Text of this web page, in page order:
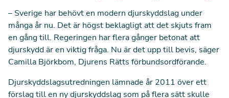
– Sverige har behövt en modern djurskyddslag under
många år nu. Det är högst beklagligt att det skjuts fram
en gång till. Regeringen har flera gånger betonat att
djurskydd är en viktig fråga. Nu är det upp till bevis, säger
Camilla Björkbom, Djurens Rätts förbundsordförande.
Djurskyddslagsutredningen lämnade år 2011 över ett
förslag till en ny djurskyddslag som på flera sätt skulle